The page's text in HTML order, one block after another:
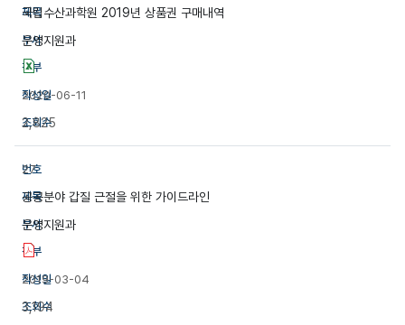
국립수산과학원 2019년 상품권 구매내역
운영지원과
2020-06-11
2,825
27
공공분야 갑질 근절을 위한 가이드라인
운영지원과
2019-03-04
3,194